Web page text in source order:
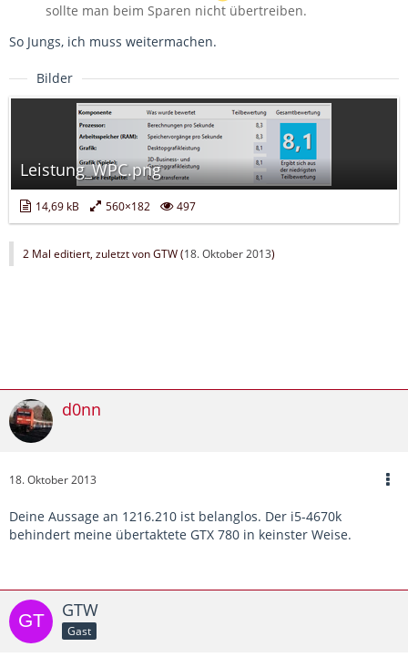
sollte man beim Sparen nicht übertreiben.
So Jungs, ich muss weitermachen.
Bilder
Leistung_WPC.png
14,69 kB 560×182 497
2 Mal editiert, zuletzt von GTW (18. Oktober 2013)
d0nn
18. Oktober 2013
Deine Aussage an 1216.210 ist belanglos. Der i5-4670k
behindert meine übertaktete GTX 780 in keinster Weise.
GTW
Gast